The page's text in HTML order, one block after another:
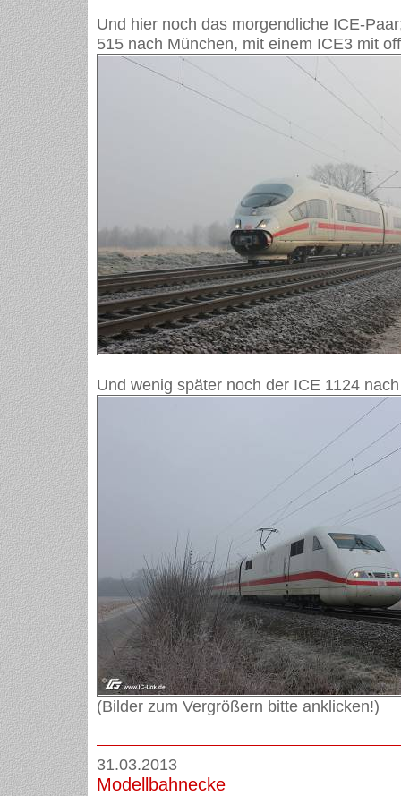
Und hier noch das morgendliche ICE-
515 nach München, mit einem ICE3 mit
Und wenig später noch der ICE 1124
(Bilder zum Vergrößern bitte anklicken!)
31.03.2013
Modellbahnecke